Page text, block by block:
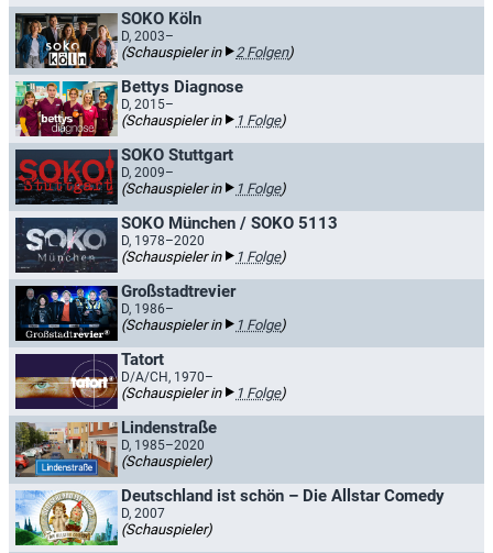
SOKO Köln
D, 2003–
(Schauspieler in 2 Folgen)
Bettys Diagnose
D, 2015–
(Schauspieler in 1 Folge)
SOKO Stuttgart
D, 2009–
(Schauspieler in 1 Folge)
SOKO München / SOKO 5113
D, 1978–2020
(Schauspieler in 1 Folge)
Großstadtrevier
D, 1986–
(Schauspieler in 1 Folge)
Tatort
D/A/CH, 1970–
(Schauspieler in 1 Folge)
Lindenstraße
D, 1985–2020
(Schauspieler)
Deutschland ist schön – Die Allstar Comedy
D, 2007
(Schauspieler)